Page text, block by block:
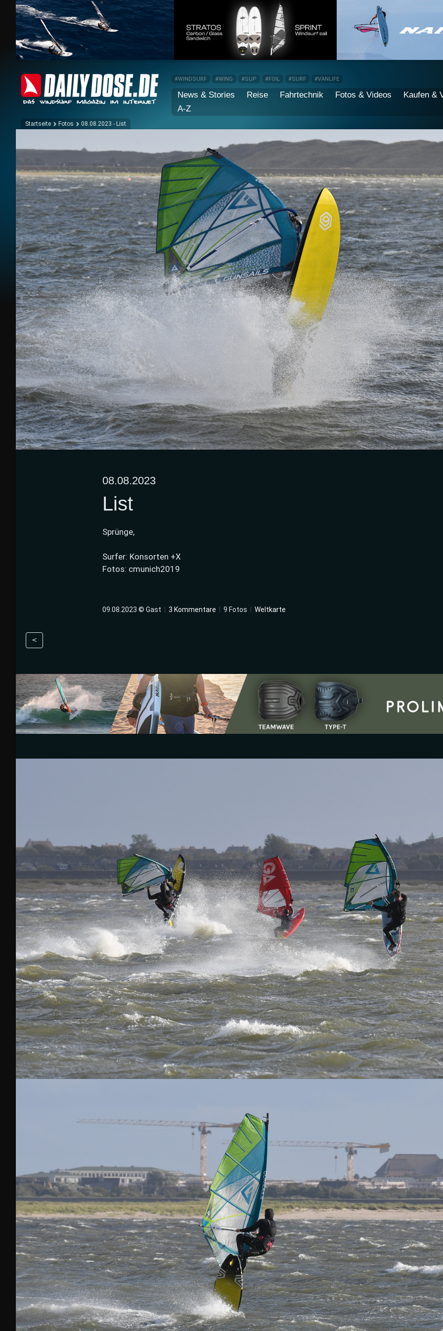
#WINDSURF #WING #SUP #FOIL #SURF #VANLIFE
News & Stories Reise Fahrtechnik Fotos & Videos
Kaufen &
A-Z
Startseite Fotos 08.08.2023 - List
08.08.2023
List
Sprünge,
Surfer: Konsorten +X
Fotos: cmunich2019
09.08.2023 © Gast 3 Kommentare 9 Fotos Weltkarte
<